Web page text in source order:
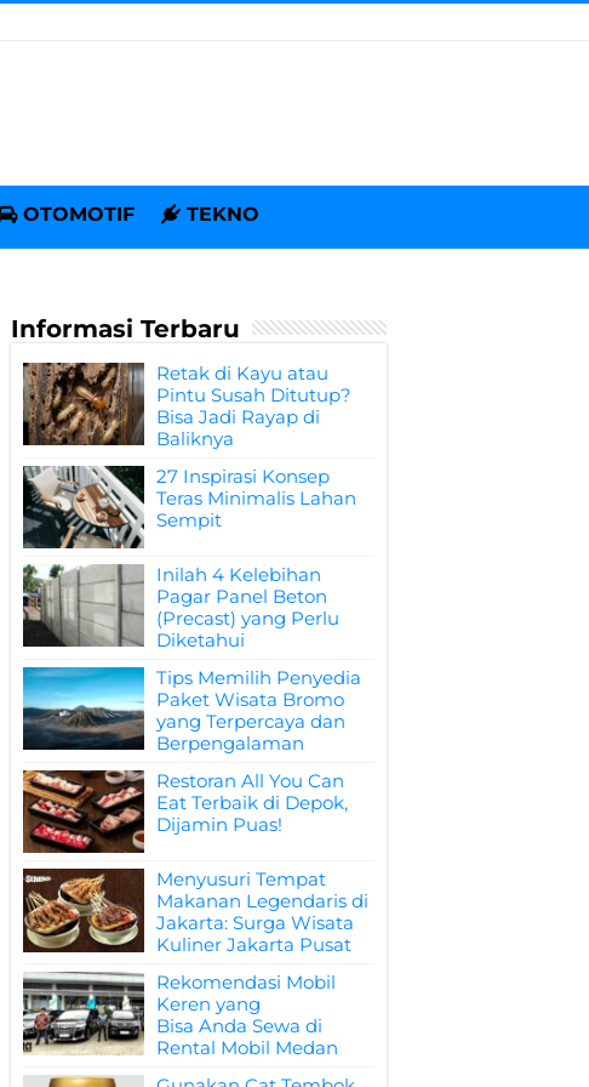
OTOMOTIF TEKNO
Informasi Terbaru
Retak di Kayu atau
Pintu Susah Ditutup?
Bisa Jadi Rayap di
Baliknya
27 Inspirasi Konsep
Teras Minimalis Lahan
Sempit
Inilah 4 Kelebihan
Pagar Panel Beton
(Precast) yang Perlu
Diketahui
Tips Memilih Penyedia
Paket Wisata Bromo
yang Terpercaya dan
Berpengalaman
Restoran All You Can
Eat Terbaik di Depok,
Dijamin Puas!
Menyusuri Tempat
Makanan Legendaris di
Jakarta: Surga Wisata
Kuliner Jakarta Pusat
Rekomendasi Mobil
Keren yang
Bisa Anda Sewa di
Rental Mobil Medan